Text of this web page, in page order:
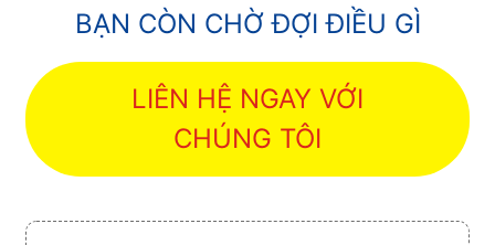
BẠN CÒN CHỜ ĐỢI ĐIỀU GÌ
LIÊN HỆ NGAY VỚI
CHÚNG TÔI